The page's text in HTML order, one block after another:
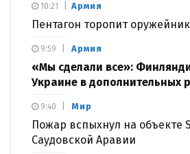
Армия
Пентагон торопит
10:21
Армия
«Мы сделали все»:
Украине в дополнительных
9:59
Мир
Пожар вспыхнул на объекте
Саудовской Аравии
9:40